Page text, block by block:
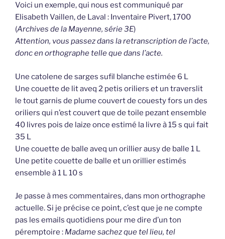
Voici un exemple, qui nous est communiqué par
Elisabeth Vaillen, de Laval : Inventaire Pivert, 1700
(Archives de la Mayenne, série 3E)
Attention, vous passez dans la retranscription de l’acte,
donc en orthographe telle que dans l’acte.
Une catolene de sarges sufil blanche estimée 6 L
Une couette de lit aveq 2 petis oriliers et un traverslit
le tout garnis de plume couvert de couesty fors un des
oriliers qui n’est couvert que de toile pezant ensemble
40 livres pois de laize once estimé la livre à 15 s qui fait
35 L
Une couette de balle aveq un orillier ausy de balle 1 L
Une petite couette de balle et un orillier estimés
ensemble à 1 L 10 s
Je passe à mes commentaires, dans mon orthographe
actuelle. Si je précise ce point, c’est que je ne compte
pas les emails quotidiens pour me dire d’un ton
péremptoire : Madame sachez que tel lieu, tel